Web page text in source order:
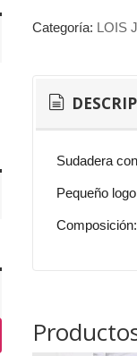
Categoría: LOIS
Sudadera
Pequeño